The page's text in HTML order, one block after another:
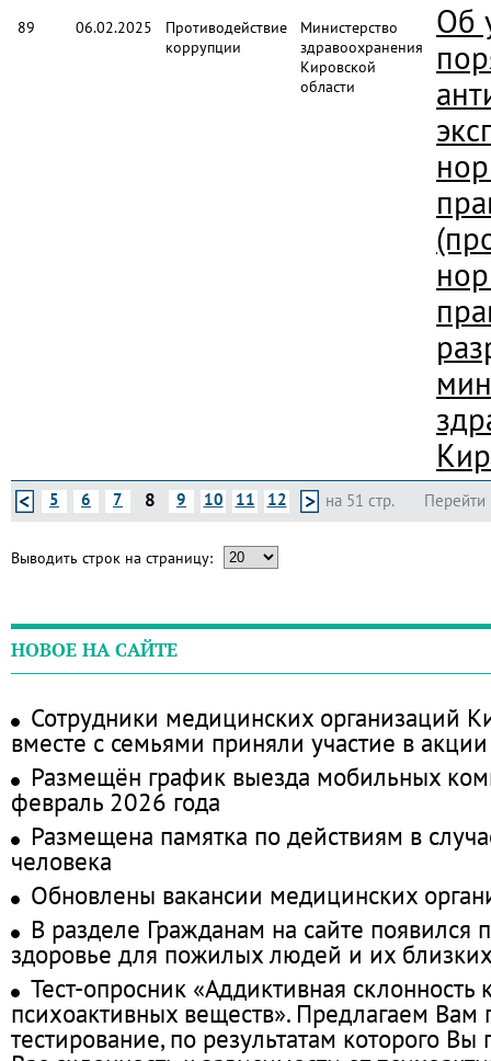
89 06.02.2025
Противодействие
коррупции
Министерство
здравоохранения
Кировской
области
Об
Перейти
5 6 7 8 9 10 11 12 на 51 стр.
Выводить строк на страницу:
НОВОЕ НА САЙТЕ
Сотрудники медицинских организаций
вместе с семьями приняли участие в
Размещён график выезда мобильных
февраль 2026 года
Размещена памятка по действиям в
человека
Обновлены вакансии медицинских
В разделе Гражданам на сайте появился
здоровье для пожилых людей и их
Тест-опросник «Аддиктивная склонность
психоактивных веществ». Предлагаем
тестирование, по результатам которого Вы